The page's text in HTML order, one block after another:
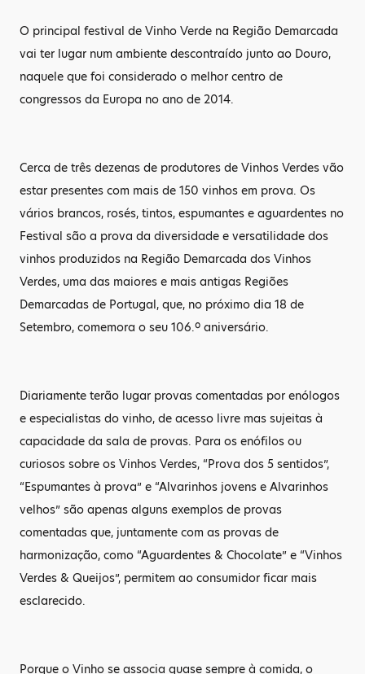
O principal festival de Vinho Verde na Região Demarcada
vai ter lugar num ambiente descontraído junto ao Douro,
naquele que foi considerado o melhor centro de
congressos da Europa no ano de 2014.
Cerca de três dezenas de produtores de Vinhos Verdes vão
estar presentes com mais de 150 vinhos em prova. Os
vários brancos, rosés, tintos, espumantes e aguardentes no
Festival são a prova da diversidade e versatilidade dos
vinhos produzidos na Região Demarcada dos Vinhos
Verdes, uma das maiores e mais antigas Regiões
Demarcadas de Portugal, que, no próximo dia 18 de
Setembro, comemora o seu 106.º aniversário.
Diariamente terão lugar provas comentadas por enólogos
e especialistas do vinho, de acesso livre mas sujeitas à
capacidade da sala de provas. Para os enófilos ou
curiosos sobre os Vinhos Verdes, “Prova dos 5 sentidos”,
“Espumantes à prova” e “Alvarinhos jovens e Alvarinhos
velhos” são apenas alguns exemplos de provas
comentadas que, juntamente com as provas de
harmonização, como “Aguardentes & Chocolate” e “Vinhos
Verdes & Queijos”, permitem ao consumidor ficar mais
esclarecido.
Porque o Vinho se associa quase sempre à comida, o